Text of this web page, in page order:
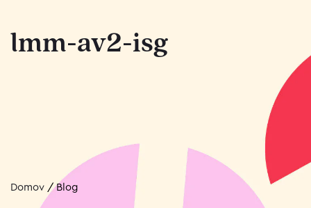
lmm-av2-isg
Domov /Blog